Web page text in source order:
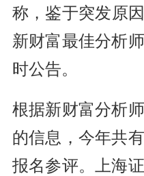
称，鉴于突发原
新财富最佳分析
时公告。
根据新财富分析
的信息，今年共
报名参评。上海